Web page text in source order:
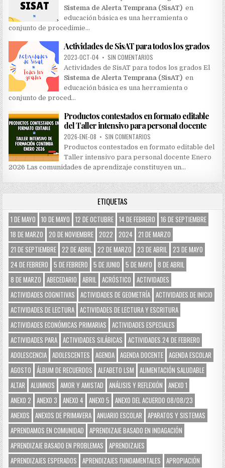
Sistema de Alerta Temprana (SisAT) en
educación básica es una herramienta o
conjunto de procedimie…
Actividades de SisAT para todos los grados
2023-OCT-04 • SIN COMENTARIOS
Actividades de SisAT para todos los grados El
Sistema de Alerta Temprana (SisAT) en
educación básica es una herramienta o
conjunto de proced…
Productos contestados en formato editable
del Taller intensivo para personal docente
2026-ENE-08 • SIN COMENTARIOS
Productos contestados en formato editable del
Taller intensivo para personal docente Enero
2026 Las comunidades de aprendizaje constituyen un…
ETIQUETAS
1 DE MAYO 10 DE MAYO 12 DE OCTUBRE 14 DE FEBRERO
16 DE SEPTIEMBRE
18 DE MARZO
20 DE NOVIEMBRE 2022 2024
21 DE MARZO
21 DE SEPTIEMBRE 22 DE ABRIL 22 DE MARZO 23 DE ABRIL
23 DE MAYO
24 DE FEBRERO
5 DE FEBRERO 5 DE JUNIO 5 DE MAYO
8 DE ABRIL
8 DE MARZO
ABECEDARIO ABRIL ACRÓSTICO
ACTIVIDADES
ACTIVIDADES COGNITIVAS
ACTIVIDADES DE GEOMETRÍA ACTIVIDADES DE INICIO
ACTIVIDADES DE LECTURA ACTIVIDADES DE LECTURA Y ESCRITURA
ACTIVIDADES ECONÓMICAS PRIMARIAS
ACTIVIDADES ESPECIALES
ACTIVIDADES PARA ACTIVIDADES SILÁBICAS
ACTIVIDADES.24 DE FEBRERO
ADOLESCENCIA ADOLESCENTES AGENDA AGENDA DOCENTE AGENDA ESCOLAR
AGOSTO
ÁLBUM DE RECUERDOS ALFABETO LSM
ALIMENTACIÓN SALUDABLE
ALTAR
ALUMNOS AMOR Y AMISTAD ANÁLISIS Y REFLEXIÓN
ANEXO 1
ANEXO 2
ANEXO 3 ANEXO 4 ANEXO 5
ANEXO DEL ACUERDO 08/08/23
ANEXOS
ANEXOS DE PRIMAVERA ANUARIO ESCOLAR
APARATOS Y SISTEMAS
APRENDAMOS EN COMUNIDAD
APRENDIZAJE BASADO EN INDAGACIÓN
APRENDIZAJE BASADO EN PROBLEMAS
APRENDIZAJES
APRENDIZAJES ESPERADOS
APRENDIZAJES FUNDAMENTALES
APROPIACIÓN